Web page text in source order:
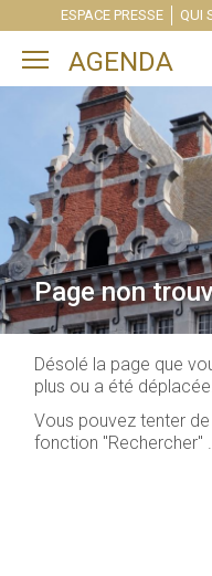
ESPACE PRESSE QUI
Toggle main menu
AGENDA
Page non
Désolé la page que
plus ou a été
Vous pouvez tenter
fonction "Rechercher" .